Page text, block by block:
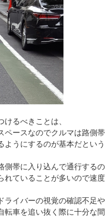
るべきことは、
ペースなのでクルマは路側
ようにするのが基本だとい
側帯に入り込んで通行する
れていることが多いので速
ライバーの視覚の確認不足
転車を追い抜く際に十分な